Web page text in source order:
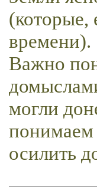
(которые,
времени).
Важно
могли
понимаем
осилить